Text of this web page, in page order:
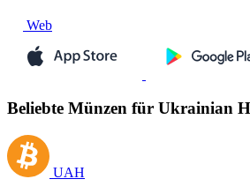
Web
Beliebte Münzen für Ukrainian
UAH